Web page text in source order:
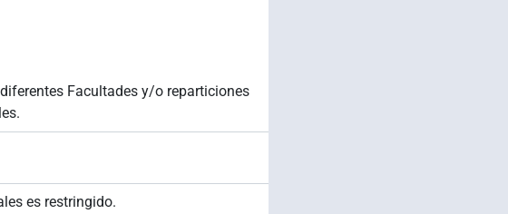
Facultades y/o reparticiones
es restringido.